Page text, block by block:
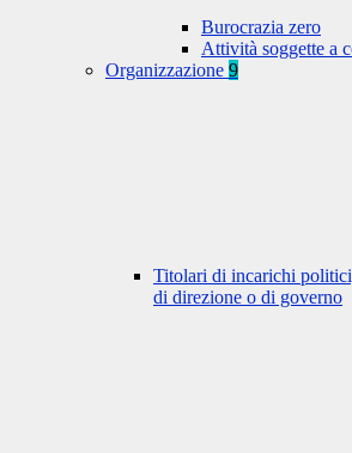
Burocrazia zero
Attività soggette a
Organizzazione 9
Titolari di incarichi
di direzione o di governo